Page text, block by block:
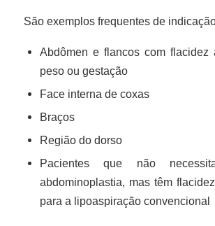
São exemplos frequentes de
Abdômen e flancos com flacidez
peso ou gestação
Face interna de coxas
Braços
Região do dorso
Pacientes que não
abdominoplastia, mas têm
para a lipoaspiração convencional